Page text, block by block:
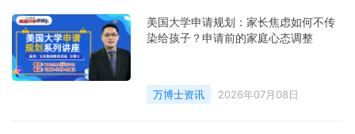
美国大学申请规划：家长焦虑如何不传
染给孩子？申请前的家庭心态调整
万博士资讯 2026年07月08日